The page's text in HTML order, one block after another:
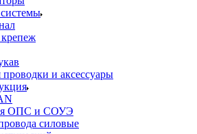
и аксессуары
ОПС и СОУЭ
силовые